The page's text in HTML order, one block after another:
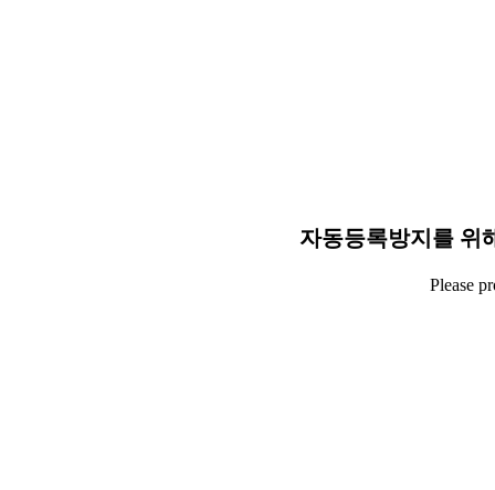
자동등록방지를 위
Please